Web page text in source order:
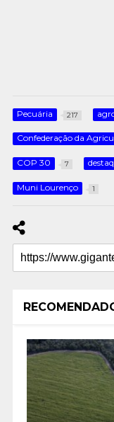
Pecuária 217
Confederação da
COP 30 7
Muni Lourenço 1